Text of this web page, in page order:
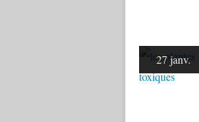
27 janv.